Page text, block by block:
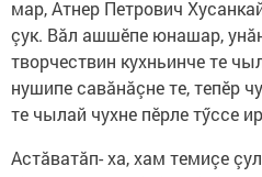
мар, Атнер Петрович
çук. Вăл ашшӗпе юнашар,
творчествин кухньинче те
нушипе савăнăçне те, тепӗр
те чылай чухне пӗрле тӳссе
Астăватăп- ха, хам темиçе